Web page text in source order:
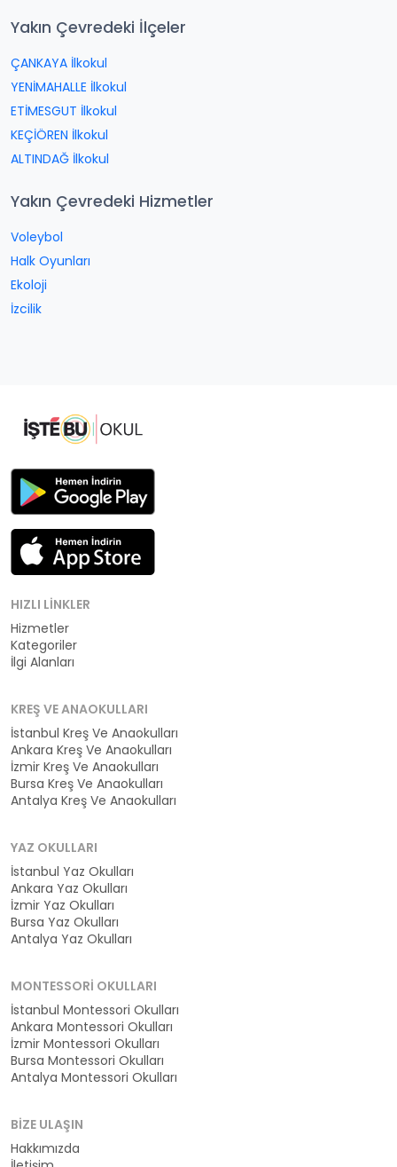
Yakın Çevredeki İlçeler
ÇANKAYA İlkokul
YENİMAHALLE İlkokul
ETİMESGUT İlkokul
KEÇİÖREN İlkokul
ALTINDAĞ İlkokul
Yakın Çevredeki Hizmetler
Voleybol
Halk Oyunları
Ekoloji
İzcilik
HIZLI LINKLER
Hizmetler
Kategoriler
İlgi Alanları
KREŞ VE ANAOKULLARI
İstanbul Kreş Ve Anaokulları
Ankara Kreş Ve Anaokulları
İzmir Kreş Ve Anaokulları
Bursa Kreş Ve Anaokulları
Antalya Kreş Ve Anaokulları
YAZ OKULLARI
İstanbul Yaz Okulları
Ankara Yaz Okulları
İzmir Yaz Okulları
Bursa Yaz Okulları
Antalya Yaz Okulları
MONTESSORI OKULLARI
İstanbul Montessori Okulları
Ankara Montessori Okulları
İzmir Montessori Okulları
Bursa Montessori Okulları
Antalya Montessori Okulları
BIZE ULAŞIN
Hakkımızda